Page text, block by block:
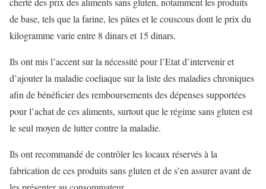
de base, tels que la farine, les pâtes et le couscous dont le prix du
kilogramme varie entre 8 dinars et 15 dinars.
Ils ont mis l’accent sur la nécessité pour l’Etat d’intervenir et
d’ajouter la maladie coeliaque sur la liste des maladies chroniques
afin de bénéficier des remboursements des dépenses supportées
pour l’achat de ces aliments, surtout que le régime sans gluten est
le seul moyen de lutter contre la maladie.
Ils ont recommandé de contrôler les locaux réservés à la
fabrication de ces produits sans gluten et de s’en assurer avant de